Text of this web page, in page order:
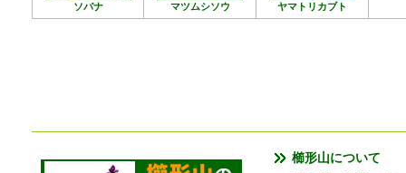
ソバナ マツムシソウ ヤマトリカブト
櫛形山について